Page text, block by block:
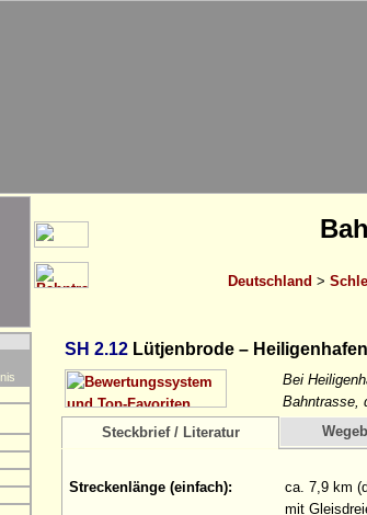
Deutschland >
SH 2.12 Lütjenbrode – Heiligenhafen
Bei
Bahntrasse,
Steckbrief / Literatur
Streckenlänge (einfach):
ca. 7,9 km
mit